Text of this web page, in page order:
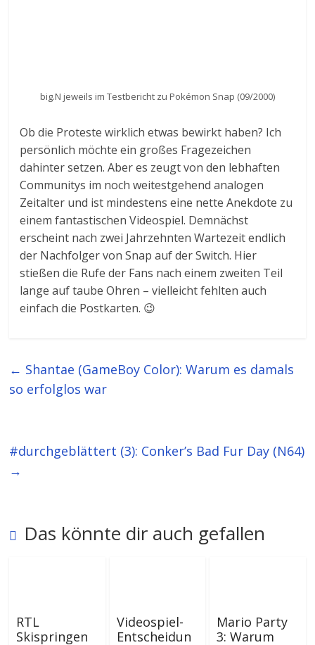
big.N jeweils im Testbericht zu Pokémon Snap (09/2000)
Ob die Proteste wirklich etwas bewirkt haben? Ich
persönlich möchte ein großes Fragezeichen
dahinter setzen. Aber es zeugt von den lebhaften
Communitys im noch weitestgehend analogen
Zeitalter und ist mindestens eine nette Anekdote zu
einem fantastischen Videospiel. Demnächst
erscheint nach zwei Jahrzehnten Wartezeit endlich
der Nachfolger von Snap auf der Switch. Hier
stießen die Rufe der Fans nach einem zweiten Teil
lange auf taube Ohren – vielleicht fehlten auch
einfach die Postkarten. 😉
← Shantae (GameBoy Color): Warum es damals
so erfolglos war
#durchgeblättert (3): Conker’s Bad Fur Day (N64)
→
Das könnte dir auch gefallen
RTL
Skispringen
Videospiel-
Entscheidun
Mario Party
3: Warum